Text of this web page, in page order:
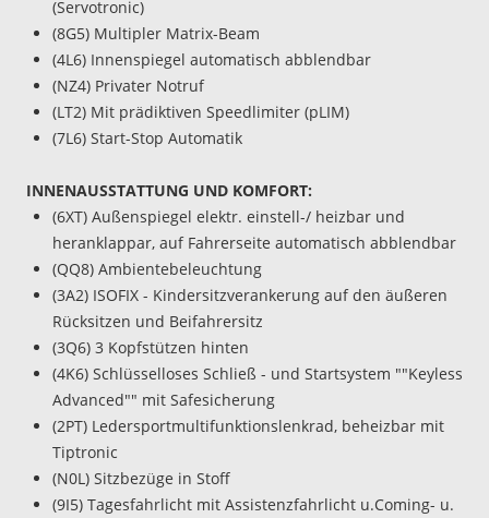
(Servotronic)
(8G5) Multipler Matrix-Beam
(4L6) Innenspiegel automatisch abblendbar
(NZ4) Privater Notruf
(LT2) Mit prädiktiven Speedlimiter (pLIM)
(7L6) Start-Stop Automatik
INNENAUSSTATTUNG UND KOMFORT:
(6XT) Außenspiegel elektr. einstell-/ heizbar und
heranklappar, auf Fahrerseite automatisch abblendbar
(QQ8) Ambientebeleuchtung
(3A2) ISOFIX - Kindersitzverankerung auf den äußeren
Rücksitzen und Beifahrersitz
(3Q6) 3 Kopfstützen hinten
(4K6) Schlüsselloses Schließ - und Startsystem ""Keyless
Advanced"" mit Safesicherung
(2PT) Ledersportmultifunktionslenkrad, beheizbar mit
Tiptronic
(N0L) Sitzbezüge in Stoff
(9I5) Tagesfahrlicht mit Assistenzfahrlicht u.Coming- u.